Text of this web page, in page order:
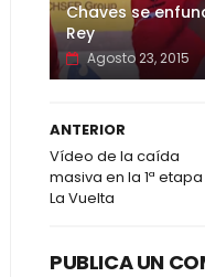
Chaves se
Rey
Agosto 23, 2015
ANTERIOR
Vídeo de la caída
masiva en la 1ª
La Vuelta
PUBLICA UN